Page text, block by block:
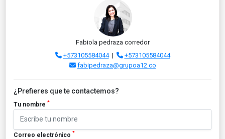
Fabiola pedraza corredor
+573105584044|
+573105584044
fabipedraza@grupoa12.co
¿Prefieres que te contactemos?
Tu nombre *
Correo electrónico *